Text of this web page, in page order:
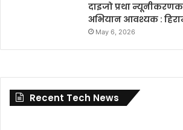
दाइजो प्रथा
अभियान आवश्यक :
May 6, 2026
Recent Tech News